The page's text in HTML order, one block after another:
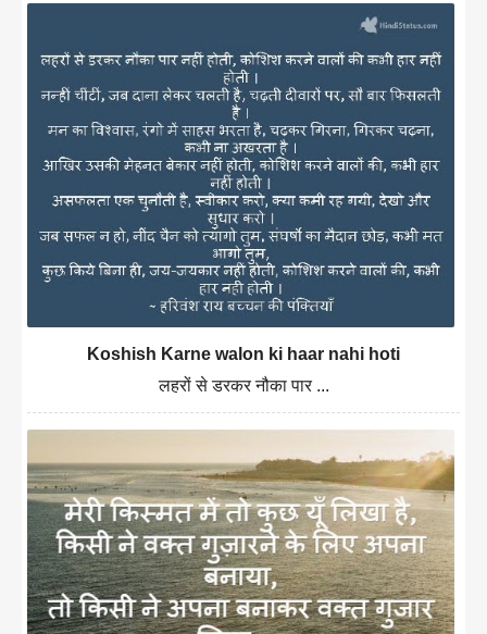
Koshish Karne walon ki haar nahi hoti
लहरों से डरकर नौका पार ...